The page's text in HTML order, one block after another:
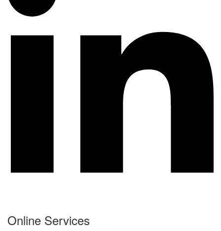
Online Services